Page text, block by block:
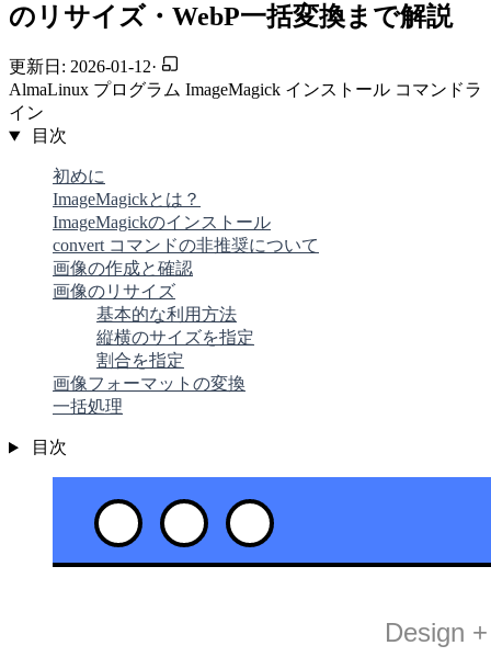
のリサイズ・WebP一括変換まで解説
更新日: 2026-01-12·
AlmaLinux プログラム ImageMagick インストール コマンドラ
イン
目次
初めに
ImageMagickとは？
ImageMagickのインストール
convert コマンドの非推奨について
画像の作成と確認
画像のリサイズ
基本的な利用方法
縦横のサイズを指定
割合を指定
画像フォーマットの変換
一括処理
目次